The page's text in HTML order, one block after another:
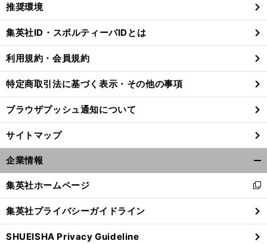
閉
る
推奨環境
集英社ID・スポルティーバIDとは
利用規約・会員規約
特定商取引法に基づく表示・その他の事項
ブラウザプッシュ通知について
サイトマップ
企業情報
閉
る
集英社ホームページ
新
し
い
ウ
ィ
集英社プライバシーガイドライン
SHUEISHA Privacy Guideline